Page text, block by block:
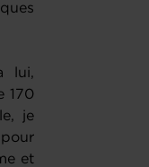
lui,
170
je
et